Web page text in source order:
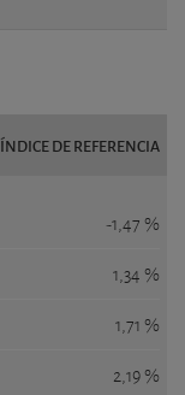
ÍNDICE DE REFERENCIA
-1,47 %
1,34 %
1,71 %
2,19 %